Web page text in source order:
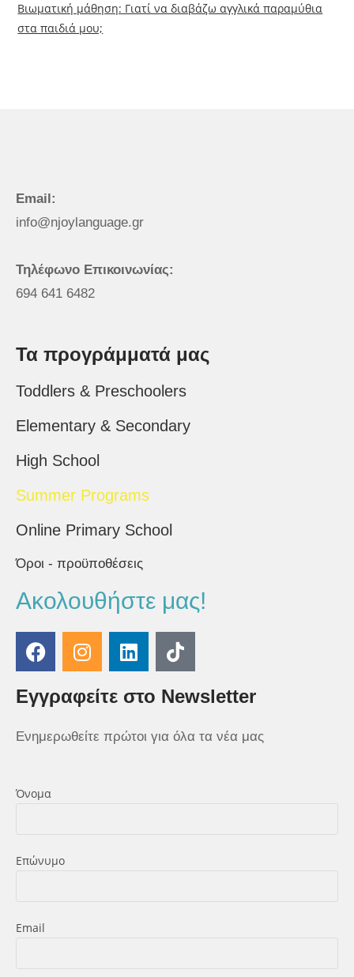
Βιωματική μάθηση: Γιατί να διαβάζω αγγλικά παραμύθια
στα παιδιά μου;
Email:
info@njoylanguage.gr
Τηλέφωνο Επικοινωνίας:
694 641 6482
Τα προγράμματά μας
Toddlers & Preschoolers
Elementary & Secondary
High School
Summer Programs
Online Primary School
Όροι - προϋποθέσεις
Ακολουθήστε μας!
Εγγραφείτε στο Newsletter
Ενημερωθείτε πρώτοι για όλα τα νέα μας
Όνομα
Επώνυμο
Εmail